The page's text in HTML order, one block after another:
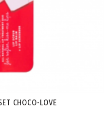
CHOCO-LOVE